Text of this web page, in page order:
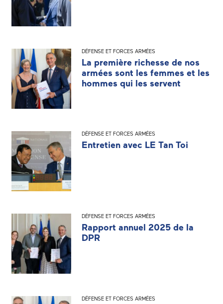
DÉFENSE ET FORCES ARMÉES
La première richesse de nos
armées sont les femmes et les
hommes qui les servent
DÉFENSE ET FORCES ARMÉES
Entretien avec LE Tan Toi
DÉFENSE ET FORCES ARMÉES
Rapport annuel 2025 de la
DPR
DÉFENSE ET FORCES ARMÉES